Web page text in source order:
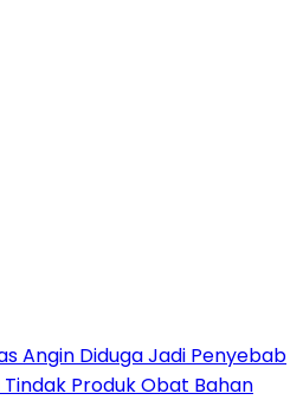
Angin Diduga Jadi Penyebab
Tindak Produk Obat Bahan